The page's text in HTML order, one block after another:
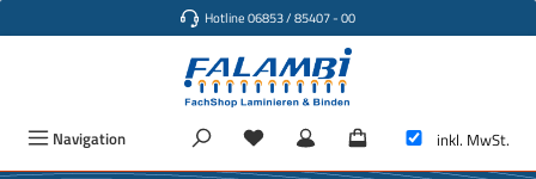
Hotline 06853 / 85407 - 00
Navigation inkl. MwSt.